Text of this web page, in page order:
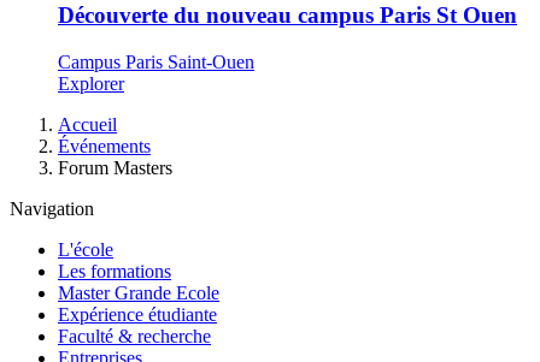
Découverte du nouveau campus Paris St Ouen
Campus Paris Saint-Ouen
Explorer
d'Ariane
Accueil
Événements
Forum Masters
Navigation
L'école
Les formations
Master Grande Ecole
Expérience étudiante
Faculté & recherche
Entreprises